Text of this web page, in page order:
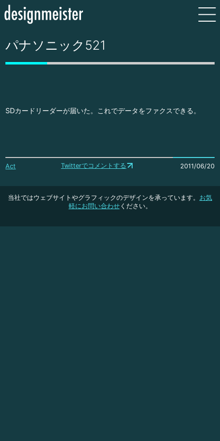
パナソニック521
SDカードリーダーが届いた。これでデータをファクスできる。
Act Twitterでコメントする 2011/06/20
当社ではウェブサイトやグラフィックのデザインを承っています。 お気
軽にお問い合わせください。